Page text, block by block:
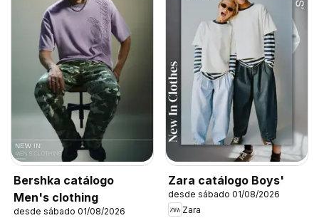
Bershka catálogo
Men's clothing
desde sábado 01/08/2026
Zara catálogo Boys'
desde sábado 01/08/2026
Zara